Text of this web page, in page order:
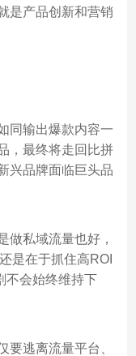
是产品创新和营销
同输出爆款内容一
，最终将走回比拼
兴品牌面临巨头品
做私域流量也好，
是在于抓住高ROI
不会始终维持下
要逃离流量平台、